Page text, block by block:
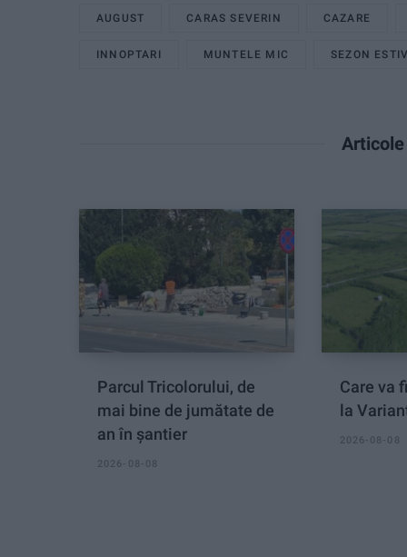
AUGUST CARAS SEVERIN CAZARE
INNOPTARI MUNTELE MIC SEZON
Parcul Tricolorului, de
mai bine de jumătate de
an în șantier
2026-08-08
Care va
la
2026-08-08